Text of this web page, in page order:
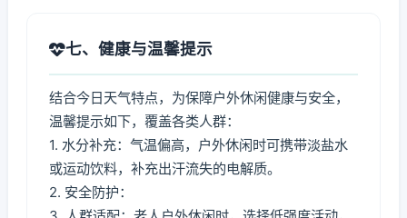
七、健康与温馨提示
结合今日天气特点，为保障户外休闲健康与安全，
温馨提示如下，覆盖各类人群：
1. 水分补充：气温偏高，户外休闲时可携带淡盐水
或运动饮料，补充出汗流失的电解质。
2. 安全防护：